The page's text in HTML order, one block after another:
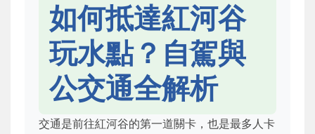
如何抵達紅河谷
玩水點？自駕與
公交通全解析
交通是前往紅河谷的第一道關卡，也是最多人卡